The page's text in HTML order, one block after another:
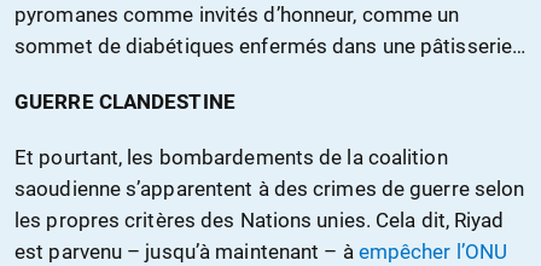
pyromanes comme invités d’honneur, comme un
sommet de diabétiques enfermés dans une pâtisserie…
GUERRE CLANDESTINE
Et pourtant, les bombardements de la coalition
saoudienne s’apparentent à des crimes de guerre selon
les propres critères des Nations unies. Cela dit, Riyad
est parvenu – jusqu’à maintenant – à empêcher l’ONU